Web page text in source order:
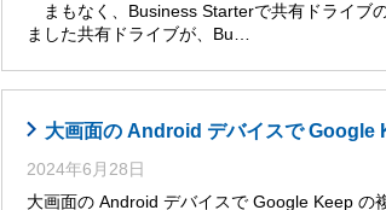
まもなく、Business Starterで共有ドライ
ました共有ドライブが、Bu…
大画面の Android デバイスで Google
2024年6月28日
大画面の Android デバイスで Google Keep の